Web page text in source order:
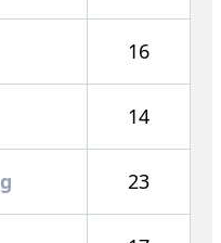
16
14
23